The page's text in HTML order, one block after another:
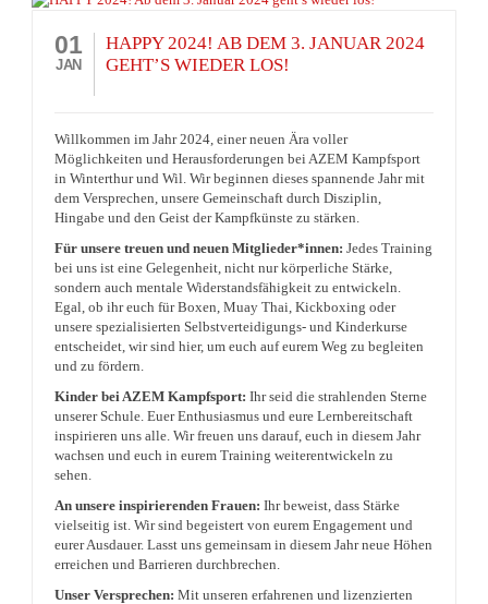
01
JAN
HAPPY 2024! AB DEM 3. JANUAR 2024
GEHT’S WIEDER LOS!
Willkommen im Jahr 2024, einer neuen Ära voller
Möglichkeiten und Herausforderungen bei AZEM Kampfsport
in Winterthur und Wil. Wir beginnen dieses spannende Jahr mit
dem Versprechen, unsere Gemeinschaft durch Disziplin,
Hingabe und den Geist der Kampfkünste zu stärken.
Für unsere treuen und neuen Mitglieder*innen: Jedes Training
bei uns ist eine Gelegenheit, nicht nur körperliche Stärke,
sondern auch mentale Widerstandsfähigkeit zu entwickeln.
Egal, ob ihr euch für Boxen, Muay Thai, Kickboxing oder
unsere spezialisierten Selbstverteidigungs- und Kinderkurse
entscheidet, wir sind hier, um euch auf eurem Weg zu begleiten
und zu fördern.
Kinder bei AZEM Kampfsport: Ihr seid die strahlenden Sterne
unserer Schule. Euer Enthusiasmus und eure Lernbereitschaft
inspirieren uns alle. Wir freuen uns darauf, euch in diesem Jahr
wachsen und euch in eurem Training weiterentwickeln zu
sehen.
An unsere inspirierenden Frauen: Ihr beweist, dass Stärke
vielseitig ist. Wir sind begeistert von eurem Engagement und
eurer Ausdauer. Lasst uns gemeinsam in diesem Jahr neue Höhen
erreichen und Barrieren durchbrechen.
Unser Versprechen: Mit unseren erfahrenen und lizenzierten